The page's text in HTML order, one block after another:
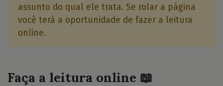
assunto do qual ele trata. Se rolar a página
você terá a oportunidade de fazer a leitura
online.
Faça a leitura online 📖